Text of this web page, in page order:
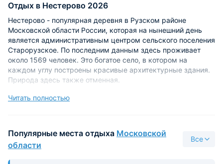
Отдых в Нестерово 2026
Нестерово - популярная деревня в Рузском районе
Московской области России, которая на нынешний день
является административным центром сельского поселения
Старорузское. По последним данным здесь проживает
около 1569 человек. Это богатое село, в котором на
каждом углу построены красивые архитектурные здания.
Природа здесь также отменная.
Истинным ценителям красивых природных пейзажей и
больших среднеобразовательных школы и два садика. В
одном из зданий расположена огромная библиотека с
богатым ассортиментом разнообразных интересных книг.
Главной сельской достопримечательностью является дом
Читать полностью
Популярные места отдыха Московской
области
Все